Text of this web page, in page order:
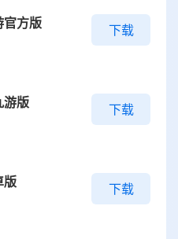
官方版 下载
游版 下载
版 下载